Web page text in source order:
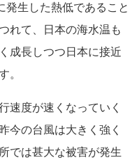
発生した熱低であること
れて、日本の海水温も
成長しつつ日本に接近
。
速度が速くなっていく
今の台風は大きく強く
では甚大な被害が発生